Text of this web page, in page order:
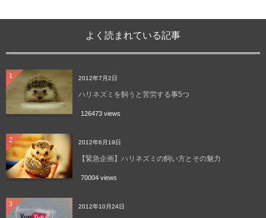
よく読まれている記事
1 2012年7月2日
ハリネズミを飼うと苦労する事5つ
126473 views
2 2012年6月19日
【緊急企画】ハリネズミの飼い方とその魅力
70004 views
3 2012年10月24日